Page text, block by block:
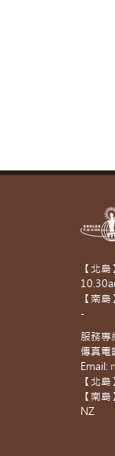
【北
【南
-
服務
傳真
Email:
【北
【南
NZ